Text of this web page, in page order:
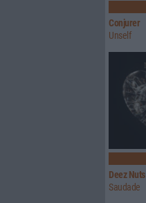
Conjurer
Unself
Deez Nuts
Saudade